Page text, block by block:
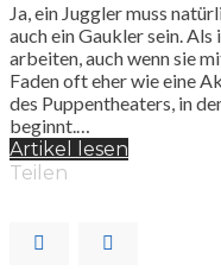
Ja, ein Juggler muss
auch ein Gaukler sein.
arbeiten, auch wenn sie
Faden oft eher wie eine
des Puppentheaters, in
beginnt.…
Artikel lesen
Teilen